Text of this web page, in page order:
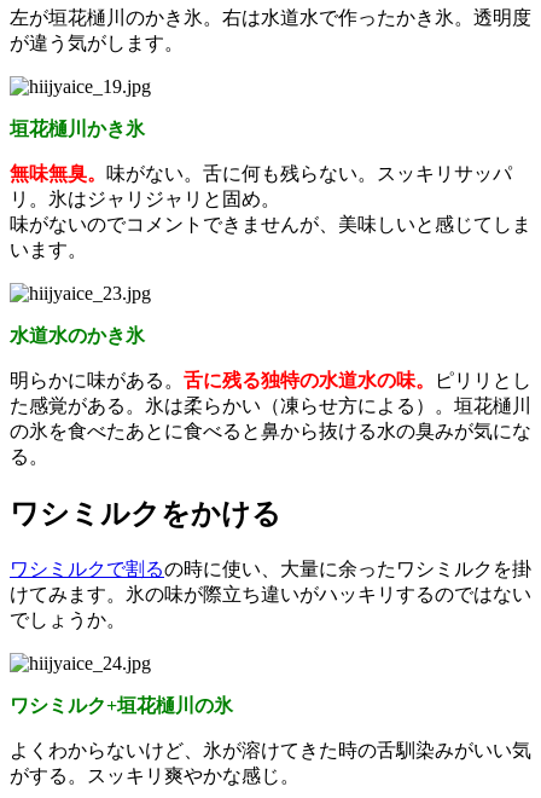
左が垣花樋川のかき氷。右は水道水で作ったかき氷。透明度
が違う気がします。
垣花樋川かき氷
無味無臭。 味がない。舌に何も残らない。スッキリサッパ
リ。氷はジャリジャリと固め。
味がないのでコメントできませんが、美味しいと感じてしま
います。
水道水のかき氷
明らかに味がある。 舌に残る独特の水道水の味。
ピリリとし
た感覚がある。氷は柔らかい（凍らせ方による）。垣花樋川
の氷を食べたあとに食べると鼻から抜ける水の臭みが気にな
る。
ワシミルクをかける
ワシミルクで割るの時に使い、大量に余ったワシミルクを掛
けてみます。氷の味が際立ち違いがハッキリするのではない
でしょうか。
ワシミルク+垣花樋川の氷
よくわからないけど、氷が溶けてきた時の舌馴染みがいい気
がする。スッキリ爽やかな感じ。